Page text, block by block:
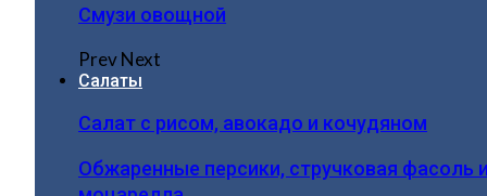
Смузи овощной
PrevNext
Салаты
Салат с рисом, авокадо и кочудяном
Обжаренные персики, стручковая фасоль